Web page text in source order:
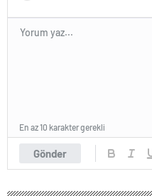
Gönder
En az 10 karakter gerekli